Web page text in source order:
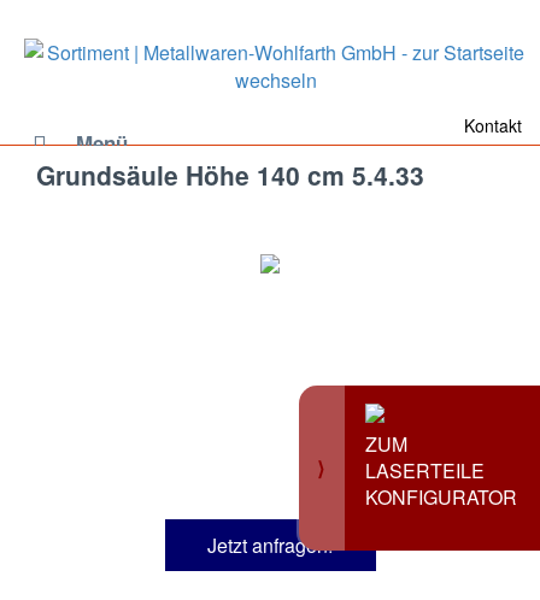
Menü
Kontakt
Grundsäule Höhe 140 cm 5.4.33
Jetzt anfragen!
⟩
ZUM
LASERTEILE
KONFIGURATOR